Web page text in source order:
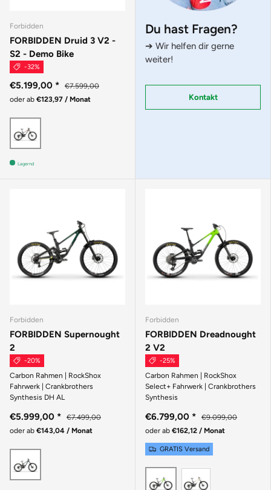
Forbidden
FORBIDDEN Druid 3 V2 -
S2 - Demo Bike
-32%
€5.199,00 *
€7.599,00
oder ab €123,97 / Monat
Lagernd
Du hast Fragen?
➔ Wir helfen dir gerne
weiter!
Kontakt
Forbidden
FORBIDDEN Supernought
2
-20%
Carbon Rahmen | RockShox
Fahrwerk | Crankbrothers
Synthesis DH AL
€5.999,00 *
€7.499,00
oder ab €143,04 / Monat
Forbidden
FORBIDDEN Dreadnought
2 V2
-25%
Carbon Rahmen | RockShox
Select+ Fahrwerk | Crankbrothers
Synthesis
€6.799,00 *
€9.099,00
oder ab €162,12 / Monat
GRATIS Versand